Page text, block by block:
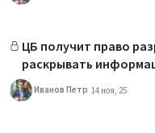
ЦБ получит право
раскрывать
Иванов Петр 14 ноя, 25